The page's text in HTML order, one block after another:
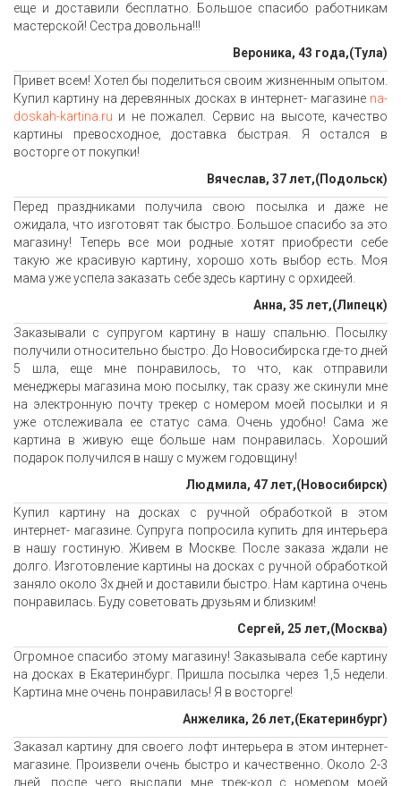
еще и доставили бесплатно. Большое спасибо работникам
мастерской! Сестра довольна!!!
Вероника, 43 года,(Тула)
Привет всем! Хотел бы поделиться своим жизненным опытом.
Купил картину на деревянных досках в интернет- магазине na-
doskah-kartina.ru и не пожалел. Сервис на высоте, качество
картины превосходное, доставка быстрая. Я остался в
восторге от покупки!
Вячеслав, 37 лет,(Подольск)
Перед праздниками получила свою посылка и даже не
ожидала, что изготовят так быстро. Большое спасибо за это
магазину! Теперь все мои родные хотят приобрести себе
такую же красивую картину, хорошо хоть выбор есть. Моя
мама уже успела заказать себе здесь картину с орхидеей.
Анна, 35 лет,(Липецк)
Заказывали с супругом картину в нашу спальню. Посылку
получили относительно быстро. До Новосибирска где-то дней
5 шла, еще мне понравилось, то что, как отправили
менеджеры магазина мою посылку, так сразу же скинули мне
на электронную почту трекер с номером моей посылки и я
уже отслеживала ее статус сама. Очень удобно! Сама же
картина в живую еще больше нам понравилась. Хороший
подарок получился в нашу с мужем годовщину!
Людмила, 47 лет,(Новосибирск)
Купил картину на досках с ручной обработкой в этом
интернет- магазине. Супруга попросила купить для интерьера
в нашу гостиную. Живем в Москве. После заказа ждали не
долго. Изготовление картины на досках с ручной обработкой
заняло около 3х дней и доставили быстро. Нам картина очень
понравилась. Буду советовать друзьям и близким!
Сергей, 25 лет,(Москва)
Огромное спасибо этому магазину! Заказывала себе картину
на досках в Екатеринбург. Пришла посылка через 1,5 недели.
Картина мне очень понравилась! Я в восторге!
Анжелика, 26 лет,(Екатеринбург)
Заказал картину для своего лофт интерьера в этом интернет-
магазине. Произвели очень быстро и качественно. Около 2-3
дней, после чего выслали мне трек-код с номером моей